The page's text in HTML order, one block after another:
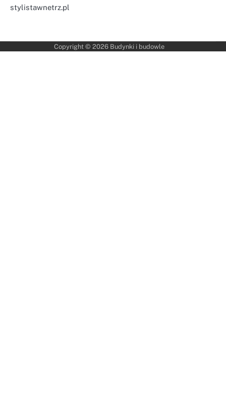
stylistawnetrz.pl
Copyright © 2026 Budynki i budowle